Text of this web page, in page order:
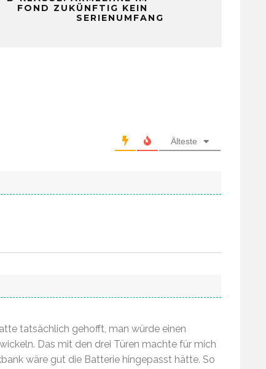
FOND ZUKÜNFTIG KEIN
SERIENUMFANG
Älteste
tatsächlich gehofft, man würde einen
Das mit den drei Türen machte für mich
wäre gut die Batterie hingepasst hätte. So